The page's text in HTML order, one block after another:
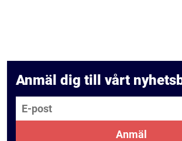
Anmäl dig till vårt
E-post
Anmäl